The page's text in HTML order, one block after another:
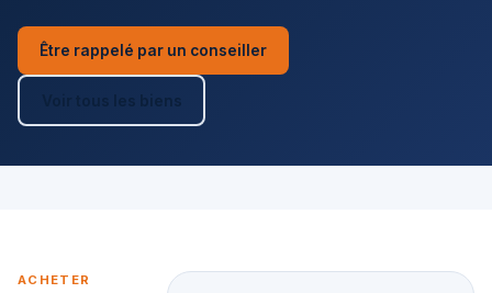
Être rappelé par un conseiller
Voir tous les biens
ACHETER